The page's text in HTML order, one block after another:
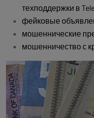
техподдержки в
фейковые
мошеннические
мошенничество с